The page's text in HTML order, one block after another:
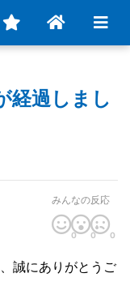
経過しまし
みんなの反応
0 0 0
誠にありがとうご